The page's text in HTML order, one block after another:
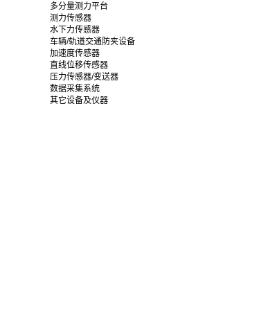
多分量测力平台
测力传感器
水下力传感器
车辆/轨道交通防夹设备
加速度传感器
直线位移传感器
压力传感器/变送器
数据采集系统
其它设备及仪器